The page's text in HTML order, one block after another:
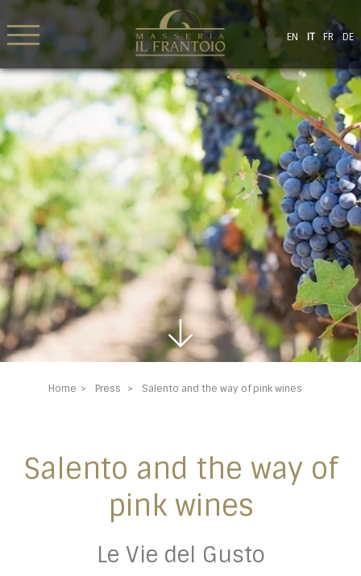
EN IT FR DE
Home Press Salento and the way of pink wines
Salento and the way of
pink wines
Le Vie del Gusto